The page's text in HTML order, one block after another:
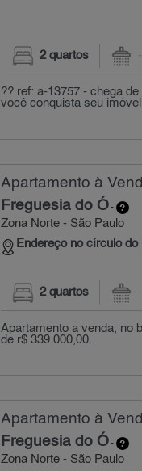
2 quartos
?? ref: a-13757 - chega
você conquista seu
Apartamento à
Freguesia do Ó-
Zona Norte - São Paulo
Endereço no círculo do
2 quartos
Apartamento a venda, no
de r$ 339.000,00.
Apartamento à
Freguesia do Ó-
Zona Norte - São Paulo